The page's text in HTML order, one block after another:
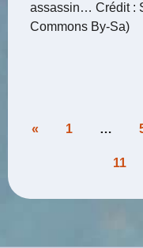
assassin… Crédit :
Commons By-Sa)
Pagination
publications
« 1 …
11